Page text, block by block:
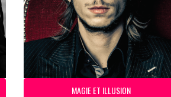
MAGIE ET ILLUSION